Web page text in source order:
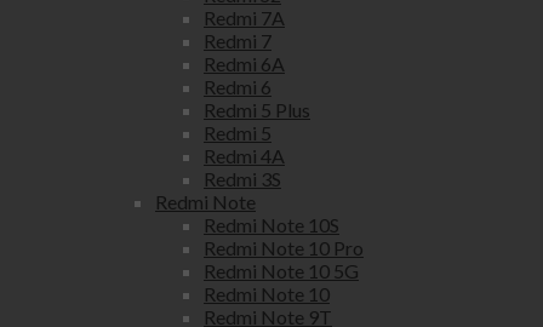
Redmi 7A
Redmi 7
Redmi 6A
Redmi 6
Redmi 5 Plus
Redmi 5
Redmi 4A
Redmi 3S
Redmi Note
Redmi Note 10S
Redmi Note 10 Pro
Redmi Note 10 5G
Redmi Note 10
Redmi Note 9T